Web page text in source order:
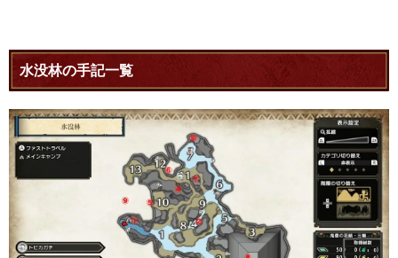
水没林の手記一覧